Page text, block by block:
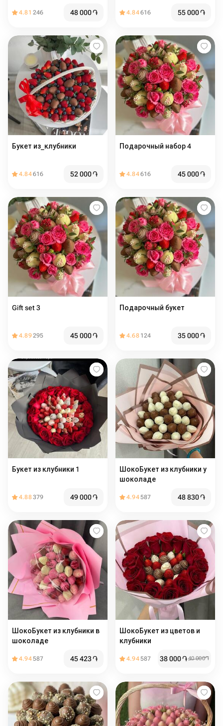
4.81 246 48 000֏ 4.84616 55 000֏
Букет из_клубники
4.84616 52 000֏
Подарочный набор 4
4.84616 45 000֏
Gift set 3
4.89295 45 000֏
Подарочный букет
4.68 124 35 000֏
Букет из клубники 1
4.88379 49 000֏
ШокоБукет из клубники у
шоколаде
4.94587 48 830֏
ШокоБукет из клубники в
шоколаде
4.94587 45 423֏
ШокоБукет из цветов и
клубники
4.94587 38 000֏40 000֏